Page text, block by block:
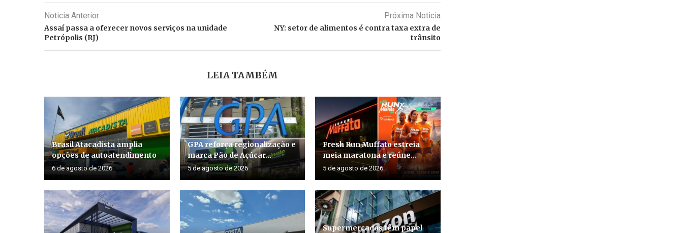
Noticia Anterior
Assaí passa a oferecer novos serviços na unidade
Petrópolis (RJ)
Próxima Noticia
NY: setor de alimentos é contra taxa extra de
trânsito
LEIA TAMBÉM
Brasil Atacadista amplia
opções de autoatendimento
6 de agosto de 2026
GPA reforça regionalização e
marca Pão de Açúcar...
5 de agosto de 2026
Fresh Run Muffato estreia
meia maratona e reúne...
5 de agosto de 2026
Supermercados têm papel